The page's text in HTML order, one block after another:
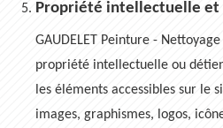
Propriété intellectuelle et
GAUDELET Peinture -
propriété intellectuelle ou
les éléments accessibles sur le
images, graphismes, logos,